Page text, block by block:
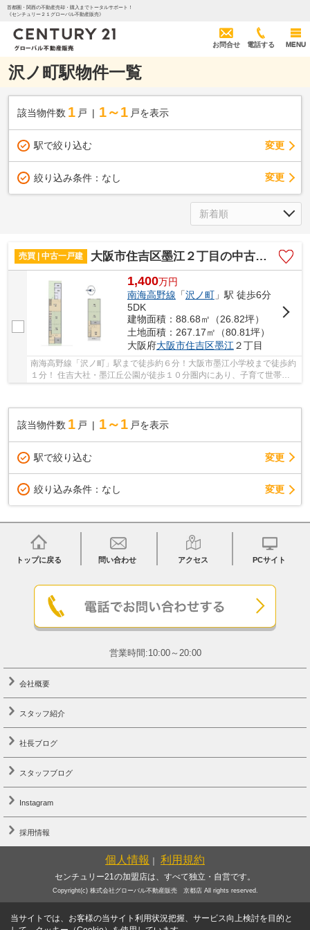
首都圏・関西の不動産売却・購入までトータルサポート！
《センチュリー２１グローバル不動産販売》
お問合せ 電話する MENU
沢ノ町駅物件一覧
該当物件数 1 戸 1～1 戸を表示
駅で絞り込む 変更
絞り込み条件： なし 変更
売買 | 中古一戸建 大阪市住吉区墨江２丁目の中古一戸建
1,400万円
南海高野線 「沢ノ町」駅 徒歩6分
5DK
建物面積：88.68㎡（26.82坪）
土地面積：267.17㎡（80.81坪）
大阪府大阪市住吉区墨江 ２丁目
南海高野線「沢ノ町」駅まで徒歩約６分！大阪市墨江小学校まで徒歩約
１分！ 住吉大社・墨江丘公園が徒歩１０分圏内にあり、子育て世帯に
該当物件数 1 戸 1～1 戸を表示
駅で絞り込む 変更
絞り込み条件： なし 変更
トップに戻る 問い合わせ アクセス PCサイト
営業時間:10:00～20:00
会社概要
スタッフ紹介
社長ブログ
スタッフブログ
Instagram
採用情報
個人情報 ｜ 利用規約
センチュリー21の加盟店は、すべて独立・自営です。
Copyright(c) 株式会社グローバル不動産販売 京都店 All rights reserved.
当サイトでは、お客様の当サイト利用状況把握、サービス向上検討を目的と